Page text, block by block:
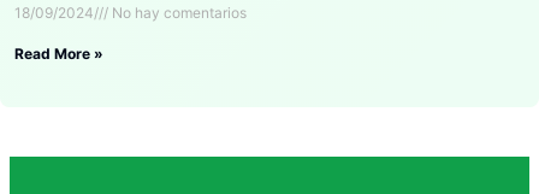
18/09/2024 No hay comentarios
Read More »